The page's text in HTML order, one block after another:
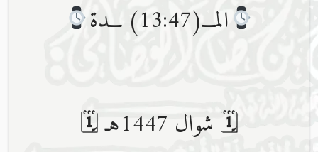
المـــ(13:47) ـــدة
🗓 شوال 1447هـ 🗓